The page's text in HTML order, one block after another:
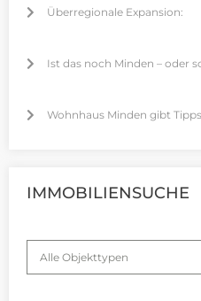
Überregionale Expansion:
Ist das noch Minden – oder
Wohnhaus Minden gibt
IMMOBILIENSUCHE